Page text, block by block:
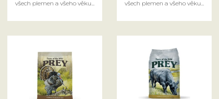
všech plemen a všeho věku... všech plemen a všeho věku...